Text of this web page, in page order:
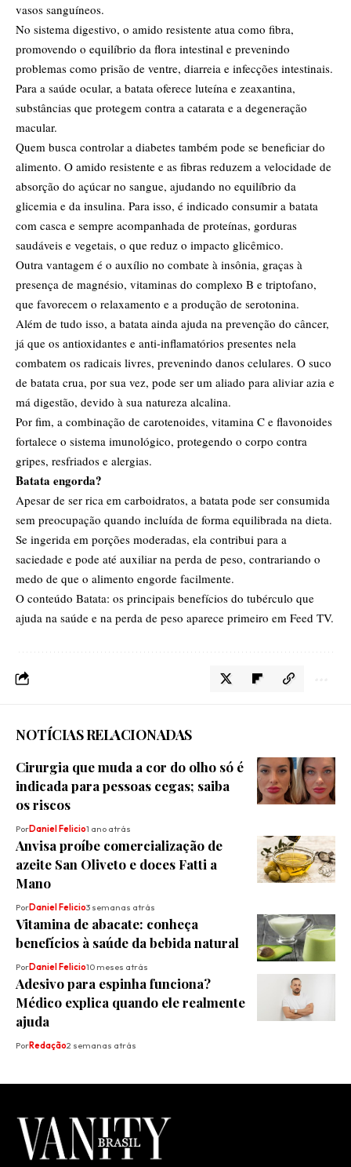
vasos sanguíneos.
No sistema digestivo, o amido resistente atua como fibra,
promovendo o equilíbrio da flora intestinal e prevenindo
problemas como prisão de ventre, diarreia e infecções intestinais.
Para a saúde ocular, a batata oferece luteína e zeaxantina,
substâncias que protegem contra a catarata e a degeneração
macular.
Quem busca controlar a diabetes também pode se beneficiar do
alimento. O amido resistente e as fibras reduzem a velocidade de
absorção do açúcar no sangue, ajudando no equilíbrio da
glicemia e da insulina. Para isso, é indicado consumir a batata
com casca e sempre acompanhada de proteínas, gorduras
saudáveis e vegetais, o que reduz o impacto glicêmico.
Outra vantagem é o auxílio no combate à insônia, graças à
presença de magnésio, vitaminas do complexo B e triptofano,
que favorecem o relaxamento e a produção de serotonina.
Além de tudo isso, a batata ainda ajuda na prevenção do câncer,
já que os antioxidantes e anti-inflamatórios presentes nela
combatem os radicais livres, prevenindo danos celulares. O suco
de batata crua, por sua vez, pode ser um aliado para aliviar azia e
má digestão, devido à sua natureza alcalina.
Por fim, a combinação de carotenoides, vitamina C e flavonoides
fortalece o sistema imunológico, protegendo o corpo contra
gripes, resfriados e alergias.
Batata engorda?
Apesar de ser rica em carboidratos, a batata pode ser consumida
sem preocupação quando incluída de forma equilibrada na dieta.
Se ingerida em porções moderadas, ela contribui para a
saciedade e pode até auxiliar na perda de peso, contrariando o
medo de que o alimento engorde facilmente.
O conteúdo Batata: os principais benefícios do tubérculo que
ajuda na saúde e na perda de peso aparece primeiro em Feed TV.
NOTÍCIAS RELACIONADAS
Cirurgia que muda a cor do olho só é
indicada para pessoas cegas; saiba
os riscos
PorDaniel Felicio1 ano atrás
Anvisa proíbe comercialização de
azeite San Oliveto e doces Fatti a
Mano
PorDaniel Felicio3 semanas atrás
Vitamina de abacate: conheça
benefícios à saúde da bebida natural
PorDaniel Felicio10 meses atrás
Adesivo para espinha funciona?
Médico explica quando ele realmente
ajuda
PorRedação2 semanas atrás